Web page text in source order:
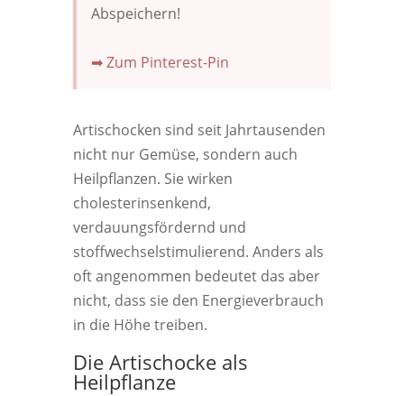
Abspeichern!
➡ Zum Pinterest-Pin
Artischocken sind seit Jahrtausenden
nicht nur Gemüse, sondern auch
Heilpflanzen. Sie wirken
cholesterinsenkend,
verdauungsfördernd und
stoffwechselstimulierend. Anders als
oft angenommen bedeutet das aber
nicht, dass sie den Energieverbrauch
in die Höhe treiben.
Die Artischocke als
Heilpflanze